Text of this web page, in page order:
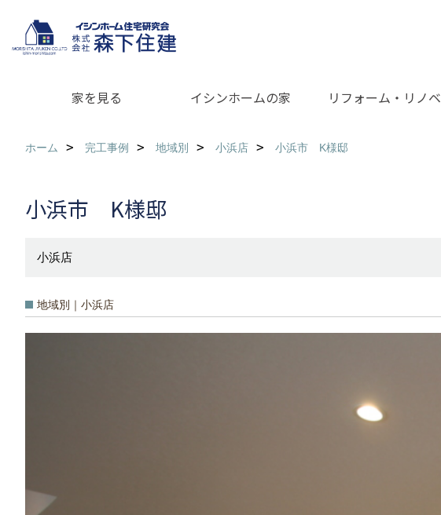
家を見る イシンホームの家 リフォーム・リノベ
ホーム 完工事例 地域別 小浜店 小浜市 K様邸
小浜市 K様邸
小浜店
地域別｜小浜店